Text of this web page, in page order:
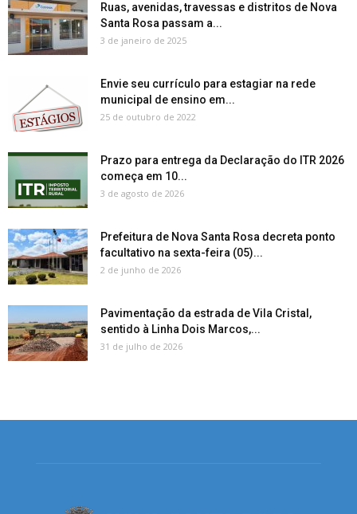
Ruas, avenidas, travessas e distritos de Nova
Santa Rosa passam a...
3 de janeiro de 2025
Envie seu currículo para estagiar na rede
municipal de ensino em...
25 de outubro de 2022
Prazo para entrega da Declaração do ITR 2026
começa em 10...
3 de agosto de 2026
Prefeitura de Nova Santa Rosa decreta ponto
facultativo na sexta-feira (05)...
2 de junho de 2026
Pavimentação da estrada de Vila Cristal,
sentido à Linha Dois Marcos,...
31 de julho de 2026